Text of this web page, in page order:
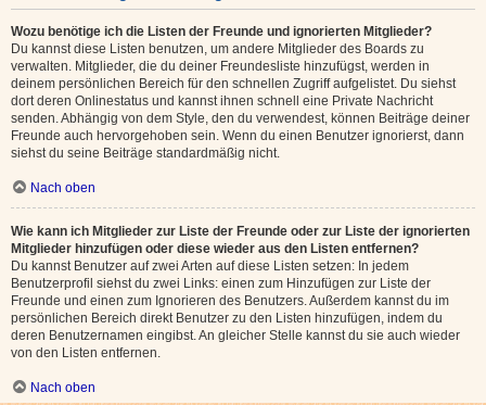
Wozu benötige ich die Listen der Freunde und ignorierten Mitglieder?
Du kannst diese Listen benutzen, um andere Mitglieder des Boards zu
verwalten. Mitglieder, die du deiner Freundesliste hinzufügst, werden in
deinem persönlichen Bereich für den schnellen Zugriff aufgelistet. Du siehst
dort deren Onlinestatus und kannst ihnen schnell eine Private Nachricht
senden. Abhängig von dem Style, den du verwendest, können Beiträge deiner
Freunde auch hervorgehoben sein. Wenn du einen Benutzer ignorierst, dann
siehst du seine Beiträge standardmäßig nicht.
Nach oben
Wie kann ich Mitglieder zur Liste der Freunde oder zur Liste der ignorierten
Mitglieder hinzufügen oder diese wieder aus den Listen entfernen?
Du kannst Benutzer auf zwei Arten auf diese Listen setzen: In jedem
Benutzerprofil siehst du zwei Links: einen zum Hinzufügen zur Liste der
Freunde und einen zum Ignorieren des Benutzers. Außerdem kannst du im
persönlichen Bereich direkt Benutzer zu den Listen hinzufügen, indem du
deren Benutzernamen eingibst. An gleicher Stelle kannst du sie auch wieder
von den Listen entfernen.
Nach oben